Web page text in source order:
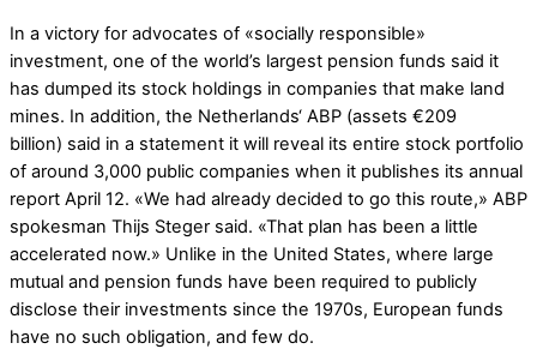
In a victory for advocates of «socially responsible»
investment, one of the world’s largest pension funds said it
has dumped its stock holdings in companies that make land
mines. In addition, the Netherlands‘ ABP (assets €209
billion) said in a statement it will reveal its entire stock portfolio
of around 3,000 public companies when it publishes its annual
report April 12. «We had already decided to go this route,» ABP
spokesman Thijs Steger said. «That plan has been a little
accelerated now.» Unlike in the United States, where large
mutual and pension funds have been required to publicly
disclose their investments since the 1970s, European funds
have no such obligation, and few do.